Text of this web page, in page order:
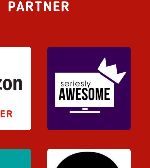
PARTNER